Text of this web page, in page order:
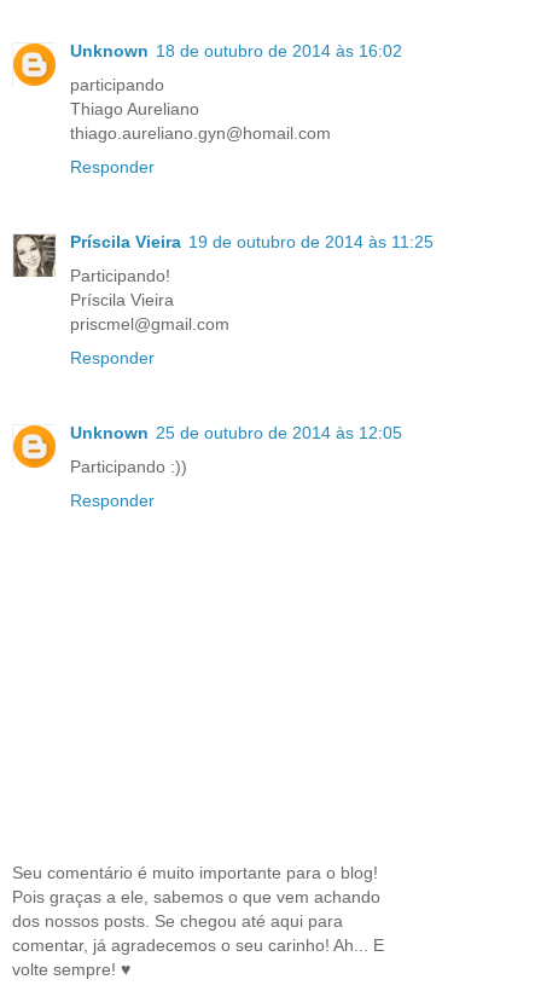
Unknown 18 de outubro de 2014 às 16:02
participando
Thiago Aureliano
thiago.aureliano.gyn@homail.com
Responder
Príscila Vieira 19 de outubro de 2014 às 11:25
Participando!
Príscila Vieira
priscmel@gmail.com
Responder
Unknown 25 de outubro de 2014 às 12:05
Participando :))
Responder
Seu comentário é muito importante para o blog!
Pois graças a ele, sabemos o que vem achando
dos nossos posts. Se chegou até aqui para
comentar, já agradecemos o seu carinho! Ah... E
volte sempre! ♥